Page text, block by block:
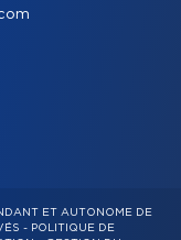
ET AUTONOME DE
- POLITIQUE DE